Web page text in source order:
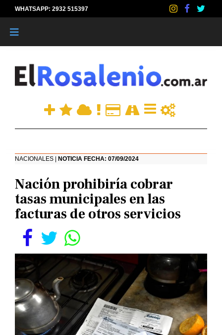
WHATSAPP: 2932 515397
NACIONALES | NOTICIA FECHA: 07/09/2024
Nación prohibiría cobrar
tasas municipales en las
facturas de otros servicios